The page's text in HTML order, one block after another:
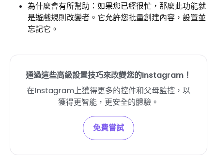
為什麼會有所幫助：如果您已經很忙，那麼此功能就
是遊戲規則改變者。它允許您批量創建內容，設置並
忘記它。
通過這些高級設置技巧來改變您的Instagram！
在Instagram上獲得更多的控件和父母監控，以
獲得更智能，更安全的體驗。
免費嘗試